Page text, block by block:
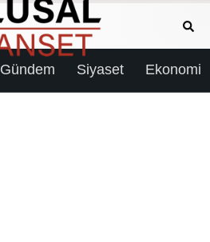
Gündem Siyaset Ekonomi